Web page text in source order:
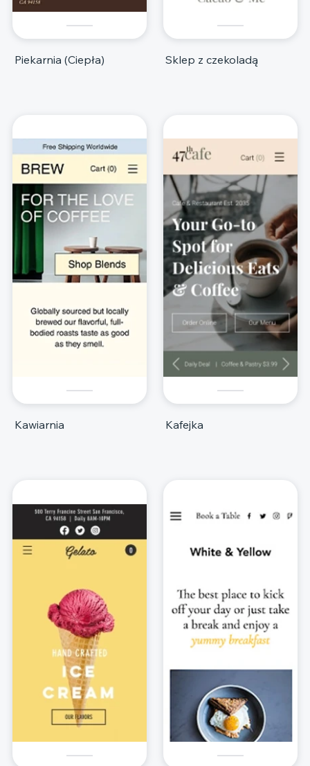
Piekarnia (Ciepła) Sklep z czekoladą
Kawiarnia Kafejka